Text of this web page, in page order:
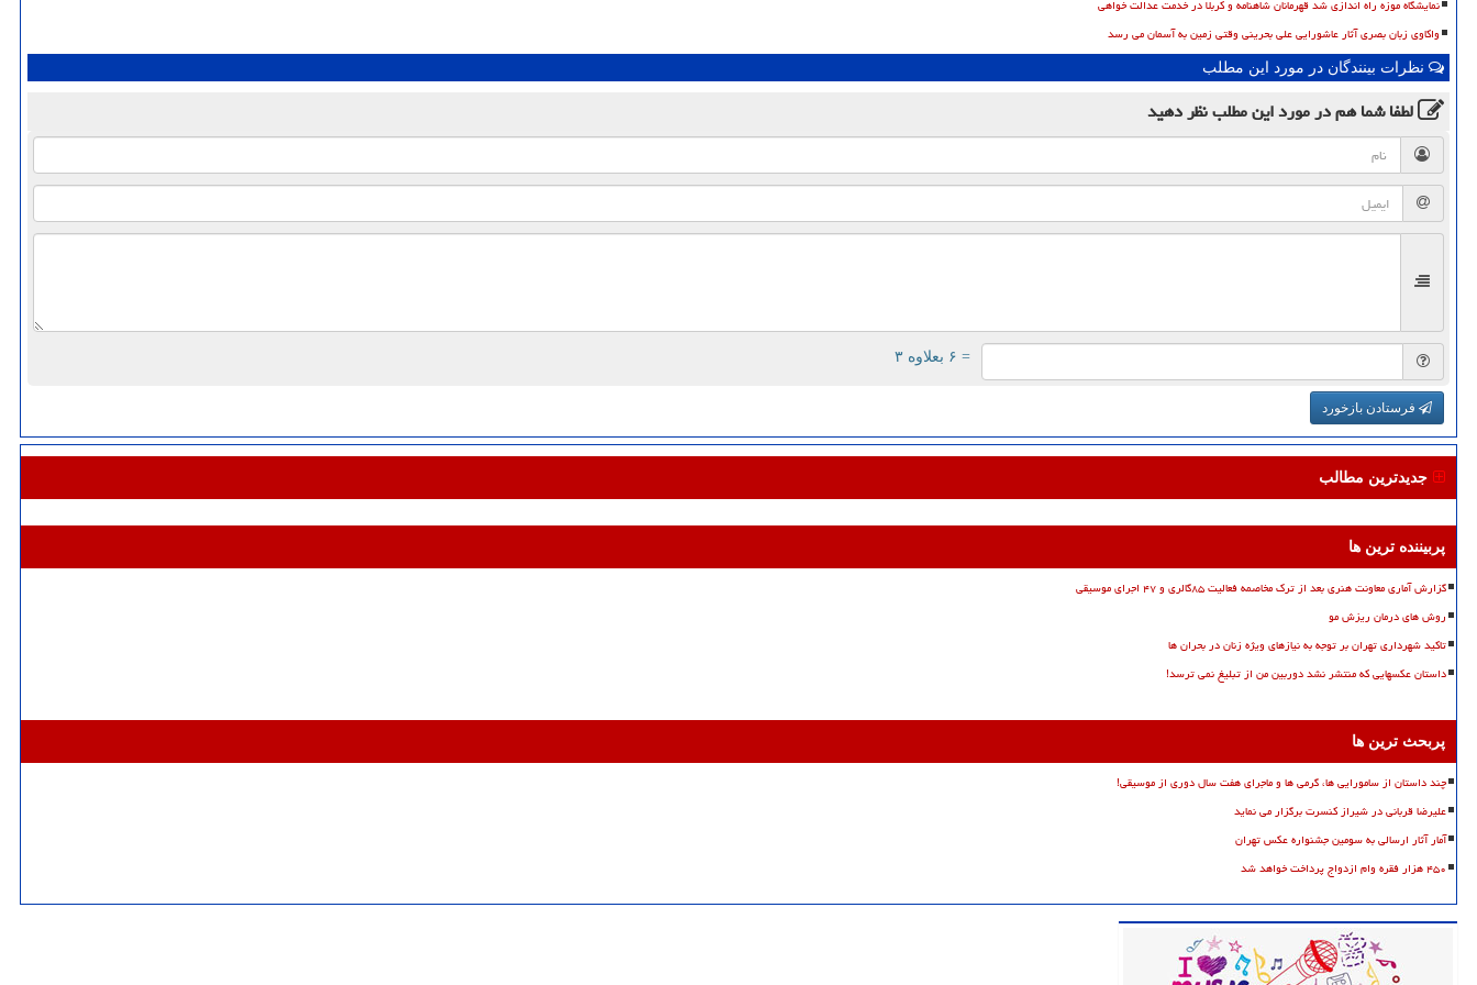
نمایشگاه موزه راه اندازی شد قهرمانان شاهنامه و کربلا در خدمت عدالت خواهی
واکاوی زبان بصری آثار عاشورایی علی بحرینی وقتی زمین به آسمان می رسد
نظرات بینندگان در مورد این مطلب
لطفا شما همدر مورد این مطلبنظر دهید
= ۶ بعلاوه ۳
فرستادن بازخورد
جدیدترین مطالب
پربیننده ترین ها
گزارش آماری معاونت هنری بعد از ترک مخاصمه فعالیت ۸۵گالری و ۴۷ اجرای موسیقی
روش های درمان ریزش مو
تاکید شهرداری تهران بر توجه به نیازهای ویژه زنان در بحران ها
داستان عکسهایی که منتشر نشد دوربین من از تبلیغ نمی ترسد!
پربحث ترین ها
چند داستان از سامورایی ها، گرمی ها و ماجرای هفت سال دوری از موسیقی!
علیرضا قربانی در شیراز کنسرت برگزار می نماید
آمار آثار ارسالی به سومین جشنواره عکس تهران
۴۵۰ هزار فقره وام ازدواج پرداخت خواهد شد